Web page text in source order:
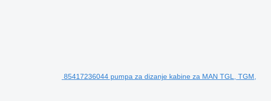
85417236044 pumpa za dizanje kabine za MAN TGL, TGM,